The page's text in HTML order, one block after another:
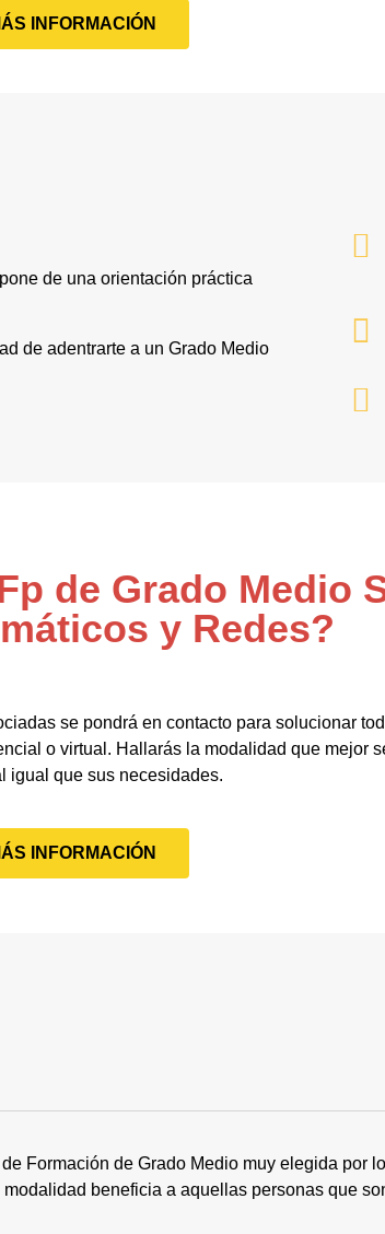
INFORMACIÓN
de una orientación práctica
de adentrarte a un Grado Medio
de Grado Medio
y Redes?
se pondrá en contacto para solucionar
o virtual. Hallarás la modalidad que mejor
igual que sus necesidades.
INFORMACIÓN
Formación de Grado Medio muy elegida por
beneficia a aquellas personas que